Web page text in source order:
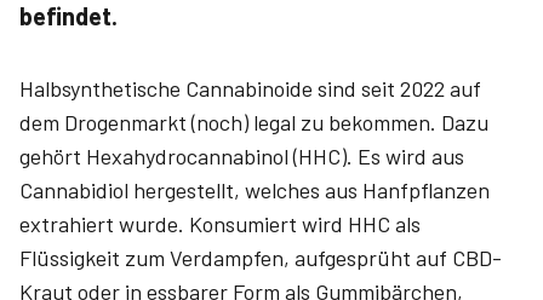
befindet.
Halbsynthetische Cannabinoide sind seit 2022 auf
dem Drogenmarkt (noch) legal zu bekommen. Dazu
gehört Hexahydro­cannabinol (HHC). Es wird aus
Cannabidiol hergestellt, welches aus Hanfpflanzen
extrahiert wurde. Konsumiert wird HHC als
Flüssigkeit zum Verdampfen, aufgesprüht auf CBD-
Kraut oder in essbarer Form als Gummibärchen,